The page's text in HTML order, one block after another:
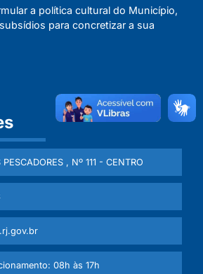
a política cultural do Município,
para concretizar a sua
, Nº 111 - CENTRO
08h às 17h